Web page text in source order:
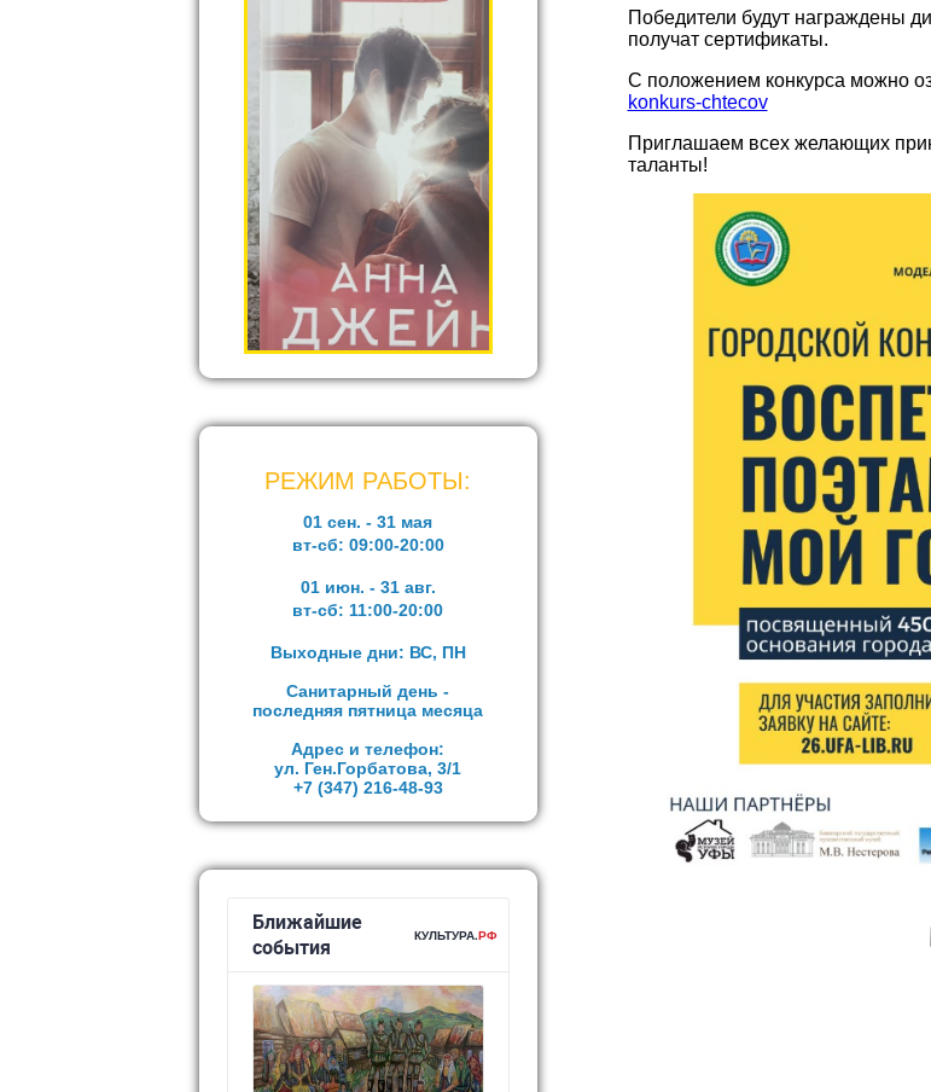
РЕЖИМ РАБОТЫ:
01 сен. - 31 мая
вт-сб: 09:00-20:00
01 июн. - 31 авг.
вт-сб: 11:00-20:00
Выходные дни: ВС, ПН
Санитарный день -
последняя пятница месяца
Адрес и телефон:
ул. Ген.Горбатова, 3/1
+7 (347) 216-48-93
Победители будут награждены
получат сертификаты.
С положением конкурса можно
konkurs-chtecov
Приглашаем всех желающих
таланты!